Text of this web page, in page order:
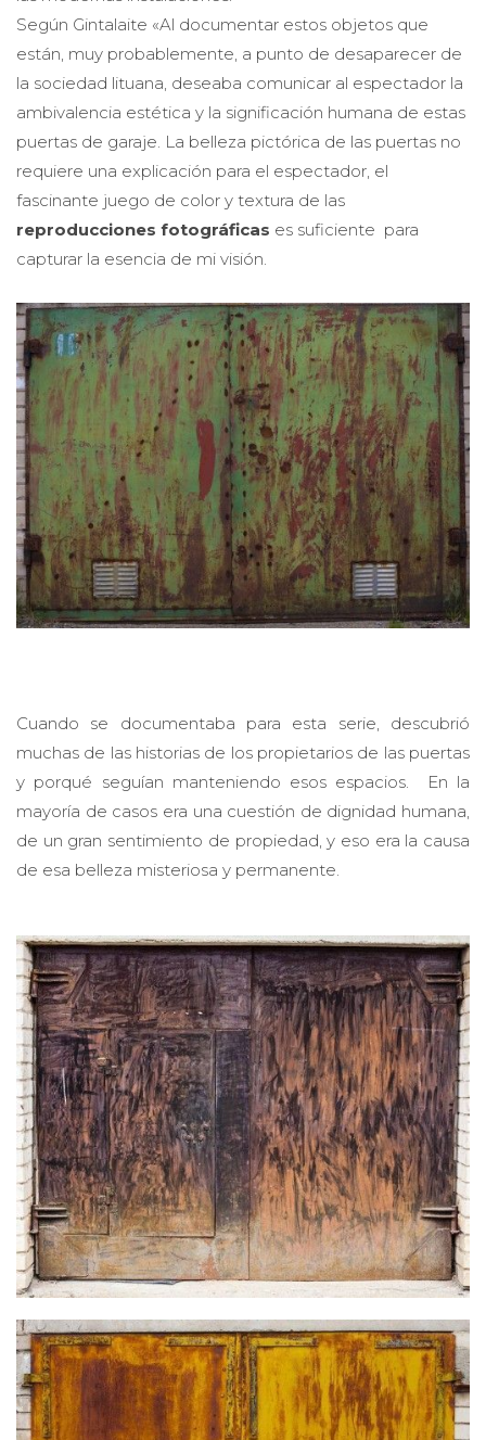
están, muy probablemente, a punto de desaparecer de
la sociedad lituana, deseaba comunicar al espectador la
ambivalencia estética y la significación humana de estas
puertas de garaje. La belleza pictórica de las puertas no
requiere una explicación para el espectador, el
fascinante juego de color y textura de las
reproducciones fotográficas
capturar la esencia de mi visión.
muchas de las historias de los propietarios de las puertas
y porqué seguían manteniendo esos espacios. En la
mayoría de casos era una cuestión de dignidad humana,
de un gran sentimiento de propiedad, y eso era la causa
de esa belleza misteriosa y permanente.